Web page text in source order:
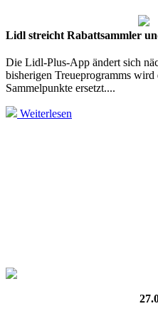
Lidl streicht Rabattsammler
Die Lidl-Plus-App ändert sich
bisherigen Treueprogramms
Sammelpunkte ersetzt....
Weiterlesen